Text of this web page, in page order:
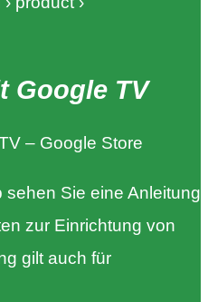
Google TV
– Google Store
sehen Sie eine Anleitung
zur Einrichtung von
gilt auch für